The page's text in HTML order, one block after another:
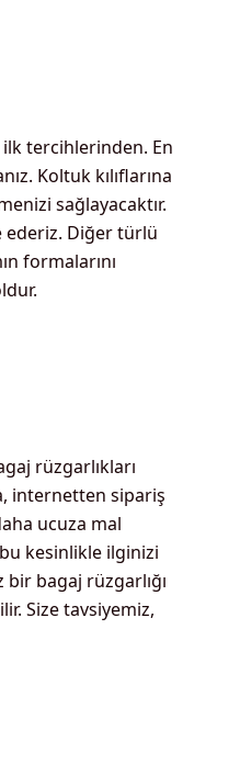
ilk tercihlerinden. En
Koltuk kılıflarına
sağlayacaktır.
ederiz. Diğer türlü
formalarını
rüzgarlıkları
internetten sipariş
ucuza mal
kesinlikle ilginizi
bagaj rüzgarlığı
Size tavsiyemiz,